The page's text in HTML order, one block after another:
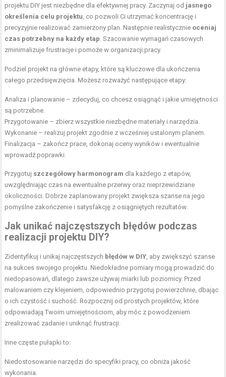
projektu DIY jest niezbędne dla efektywnej pracy. Zaczynaj od jasnego
określenia celu projektu , co pozwoli Ci utrzymać koncentrację i
precyzyjnie realizować zamierzony plan. Następnie realistycznie oceniaj
czas potrzebny na każdy etap . Szacowanie wymagań czasowych
zminimalizuje frustracje i pomoże w organizacji pracy.
Podziel projekt na główne etapy, które są kluczowe dla ukończenia
całego przedsięwzięcia. Możesz rozważyć następujące etapy:
Analiza i planowanie – zdecyduj, co chcesz osiągnąć i jakie umiejętności
są potrzebne.
Przygotowanie – zbierz wszystkie niezbędne materiały i narzędzia.
Wykonanie – realizuj projekt zgodnie z wcześniej ustalonym planem.
Finalizacja – zakończ prace, dokonaj oceny wyników i ewentualnie
wprowadź poprawki.
Przygotuj szczegółowy harmonogram dla każdego z etapów,
uwzględniając czas na ewentualne przerwy oraz nieprzewidziane
okoliczności. Dobrze zaplanowany projekt zwiększa szanse na jego
pomyślne zakończenie i satysfakcję z osiągniętych rezultatów.
Jak unikać najczęstszych błędów podczas
realizacji projektu DIY?
Zidentyfikuj i unikaj najczęstszych błędów w DIY , aby zwiększyć szanse
na sukces swojego projektu. Niedokładne pomiary mogą prowadzić do
niedopasowań, dlatego zawsze używaj miarki lub poziomicy. Przed
malowaniem czy klejeniem, odpowiednio przygotuj powierzchnie, dbając
o ich czystość i suchość. Rozpocznij od prostych projektów, które
odpowiadają Twoim umiejętnościom, aby móc z powodzeniem
zrealizować zadanie i uniknąć frustracji.
Inne częste pułapki to:
Niedostosowanie narzędzi do specyfiki pracy, co obniża jakość
wykonania.